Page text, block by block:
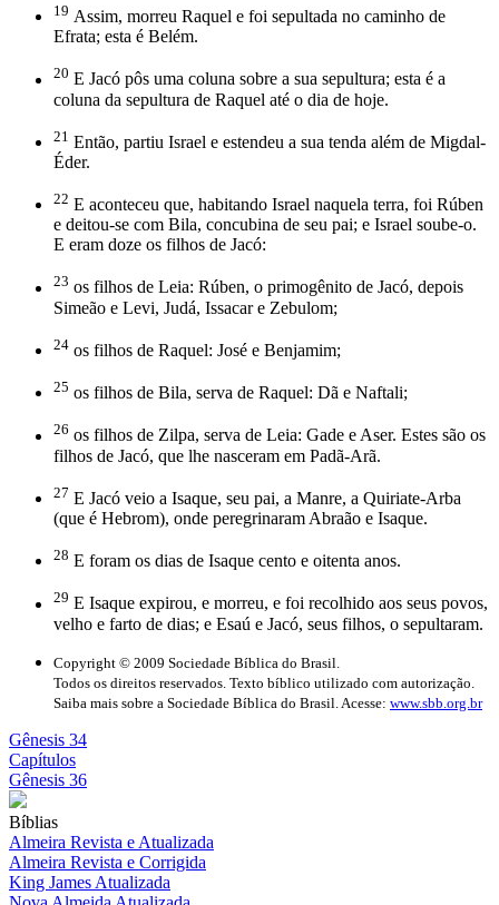
19 Assim, morreu Raquel e foi sepultada no caminho de
Efrata; esta é Belém.
20 E Jacó pôs uma coluna sobre a sua sepultura; esta é a
coluna da sepultura de Raquel até o dia de hoje.
21 Então, partiu Israel e estendeu a sua tenda além de Migdal-
Éder.
22 E aconteceu que, habitando Israel naquela terra, foi Rúben
e deitou-se com Bila, concubina de seu pai; e Israel soube-o.
E eram doze os filhos de Jacó:
23 os filhos de Leia: Rúben, o primogênito de Jacó, depois
Simeão e Levi, Judá, Issacar e Zebulom;
24 os filhos de Raquel: José e Benjamim;
25 os filhos de Bila, serva de Raquel: Dã e Naftali;
26 os filhos de Zilpa, serva de Leia: Gade e Aser. Estes são os
filhos de Jacó, que lhe nasceram em Padã-Arã.
27 E Jacó veio a Isaque, seu pai, a Manre, a Quiriate-Arba
(que é Hebrom), onde peregrinaram Abraão e Isaque.
28 E foram os dias de Isaque cento e oitenta anos.
29 E Isaque expirou, e morreu, e foi recolhido aos seus povos,
velho e farto de dias; e Esaú e Jacó, seus filhos, o sepultaram.
Copyright © 2009 Sociedade Bíblica do Brasil.
Todos os direitos reservados. Texto bíblico utilizado com autorização.
Saiba mais sobre a Sociedade Bíblica do Brasil. Acesse: www.sbb.org.br
Gênesis 34
Capítulos
Gênesis 36
Bíblias
Almeira Revista e Atualizada
Almeira Revista e Corrigida
King James Atualizada